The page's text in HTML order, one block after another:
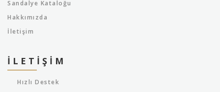
Sandalye Kataloğu
Hakkımızda
İletişim
İLETIŞIM
Hızlı Destek